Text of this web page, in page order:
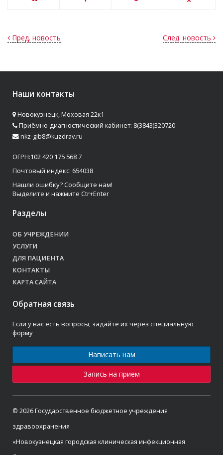
След. новость
Пред. новость
Наши контакты
Новокузнецк, Моховая 22к1
Приёмно-диагностический кабинет: 8(3843)320720
nkz-gib8@kuzdrav.ru
ОГРН:102 420 175 568 7
Почтовый индекс: 654038
Нашли ошибку? Сообщите нам!
Выделите и нажмите Ctr+Enter
Разделы
ОБ УЧРЕЖДЕНИИ
УСЛУГИ
ДЛЯ ПАЦИЕНТА
КОНТАКТЫ
КАРТА САЙТА
Обратная связь
Если у вас есть вопросы, задайте их через специальную
форму
Написать нам
Запись на прием
© 2026 Государственное бюджетное учреждения
здравоохранения
«Новокузнецкая городская клиническая инфекционная